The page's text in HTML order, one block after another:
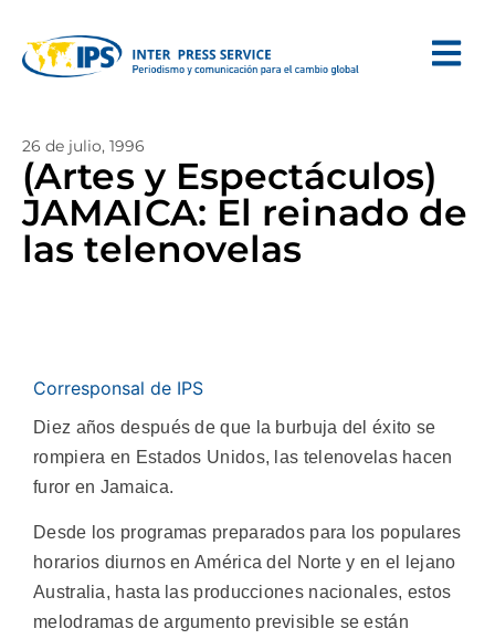
26 de julio, 1996
(Artes y Espectáculos)
JAMAICA: El reinado de
las telenovelas
Corresponsal de IPS
Diez años después de que la burbuja del éxito se
rompiera en Estados Unidos, las telenovelas hacen
furor en Jamaica.
Desde los programas preparados para los populares
horarios diurnos en América del Norte y en el lejano
Australia, hasta las producciones nacionales, estos
melodramas de argumento previsible se están